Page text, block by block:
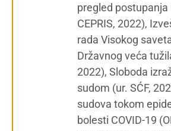
pregled postupanja
CEPRIS, 2022),
rada Visokog
Državnog veća
2022), Sloboda
sudom (ur. SĆF,
sudova tokom
bolesti COVID-19